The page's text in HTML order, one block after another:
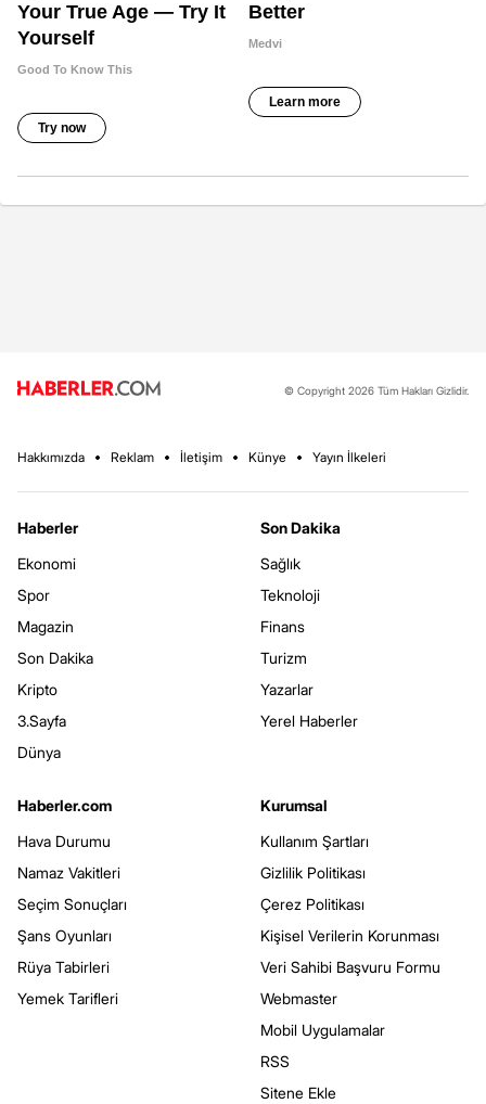
© Copyright 2026 Tüm Hakları Gizlidir.
Hakkımızda Reklam İletişim Künye Yayın İlkeleri
Haberler
Ekonomi
Spor
Magazin
Son Dakika
Kripto
3.Sayfa
Dünya
Son Dakika
Sağlık
Teknoloji
Finans
Turizm
Yazarlar
Yerel Haberler
Haberler.com
Hava Durumu
Namaz Vakitleri
Seçim Sonuçları
Şans Oyunları
Rüya Tabirleri
Yemek Tarifleri
Kurumsal
Kullanım Şartları
Gizlilik Politikası
Çerez Politikası
Kişisel Verilerin Korunması
Veri Sahibi Başvuru Formu
Webmaster
Mobil Uygulamalar
RSS
Sitene Ekle